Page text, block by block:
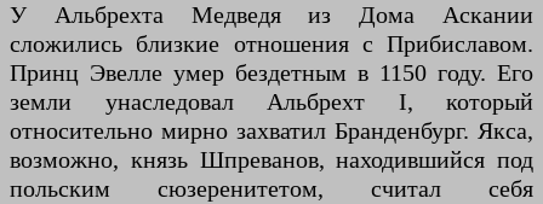
У Альбрехта Медведя из Дома Аскании
сложились близкие отношения с Прибиславом.
Принц Эвелле умер бездетным в 1150 году. Его
земли унаследовал Альбрехт I, который
относительно мирно захватил Бранденбург. Якса,
возможно, князь Шпреванов, находившийся под
польским сюзеренитетом, считал себя